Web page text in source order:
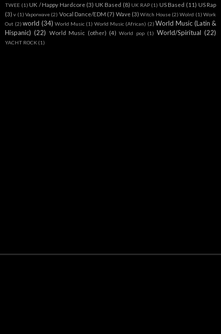
TWEE (1) UK / Happy Hardcore (3) UK Based (8) UK RAP (1) US Based (11) US Rap
(3) v (1) Vaporwave (2) Vocal Dance/EDM (7) Wave (3) Witch House (2) Wolrd (1) Work
Out (2) world (34) World Music (1) World Music (African) (2) World Music (Latin &
Hispanic) (22) World Music (other) (4) World pop (1) World/Spiritual (22)
YACHT ROCK (1)